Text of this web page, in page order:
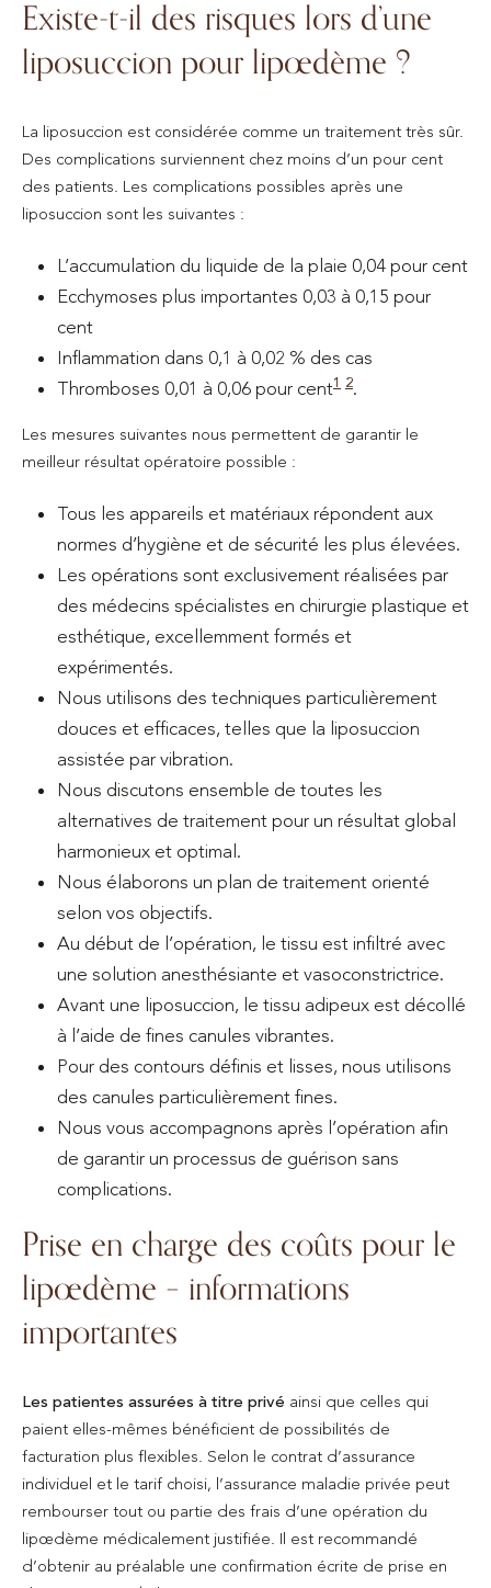
Existe-t-il des risques lors d’une
liposuccion pour lipœdème ?
La liposuccion est considérée comme un traitement très sûr.
Des complications surviennent chez moins d’un pour cent
des patients. Les complications possibles après une
liposuccion sont les suivantes :
L’accumulation du liquide de la plaie 0,04 pour cent
Ecchymoses plus importantes 0,03 à 0,15 pour
cent
Inflammation dans 0,1 à 0,02 % des cas
Thromboses 0,01 à 0,06 pour cent1 2.
Les mesures suivantes nous permettent de garantir le
meilleur résultat opératoire possible :
Tous les appareils et matériaux répondent aux
normes d’hygiène et de sécurité les plus élevées.
Les opérations sont exclusivement réalisées par
des médecins spécialistes en chirurgie plastique et
esthétique, excellemment formés et
expérimentés.
Nous utilisons des techniques particulièrement
douces et efficaces, telles que la liposuccion
assistée par vibration.
Nous discutons ensemble de toutes les
alternatives de traitement pour un résultat global
harmonieux et optimal.
Nous élaborons un plan de traitement orienté
selon vos objectifs.
Au début de l’opération, le tissu est infiltré avec
une solution anesthésiante et vasoconstrictrice.
Avant une liposuccion, le tissu adipeux est décollé
à l’aide de fines canules vibrantes.
Pour des contours définis et lisses, nous utilisons
des canules particulièrement fines.
Nous vous accompagnons après l’opération afin
de garantir un processus de guérison sans
complications.
Prise en charge des coûts pour le
lipœdème – informations
importantes
Les patientes assurées à titre privé ainsi que celles qui
paient elles-mêmes bénéficient de possibilités de
facturation plus flexibles. Selon le contrat d’assurance
individuel et le tarif choisi, l’assurance maladie privée peut
rembourser tout ou partie des frais d’une opération du
lipœdème médicalement justifiée. Il est recommandé
d’obtenir au préalable une confirmation écrite de prise en